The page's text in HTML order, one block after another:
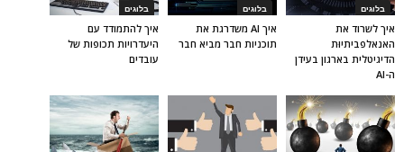
בלוגים
איך להתמודד עם
היעדרויות תכופות של
עובדים
בלוגים
איך AI משדרגת את
תוכניות חבר מביא חבר
בלוגים
איך לשרוד את
האנאלפביתיוּת
הדיגיטלית בארגון בעידן
ה-AI